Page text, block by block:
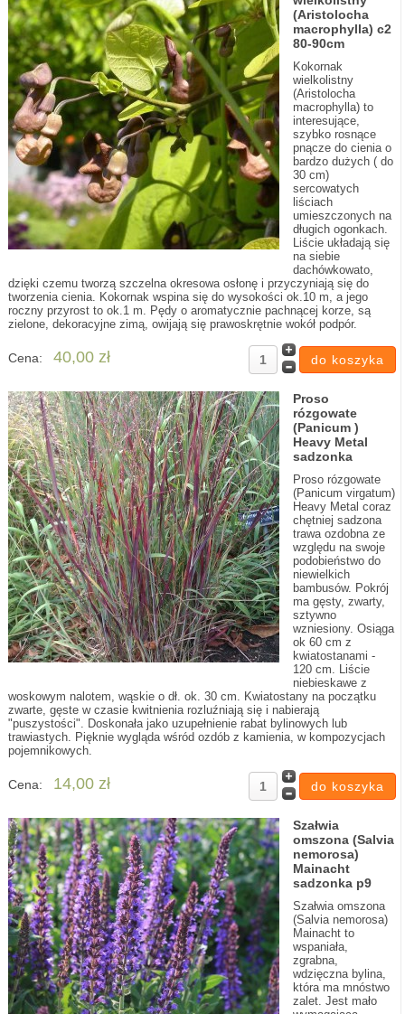
(Aristolocha
macrophylla) c2
80-90cm
Kokornak
wielkolistny
(Aristolocha
macrophylla) to
interesujące,
szybko rosnące
pnącze do cienia o
bardzo dużych ( do
30 cm)
sercowatych
liściach
umieszczonych na
długich ogonkach.
Liście układają się
na siebie
dachówkowato,
dzięki czemu tworzą szczelna okresowa osłonę i przyczyniają się do
tworzenia cienia. Kokornak wspina się do wysokości ok.10 m, a jego
roczny przyrost to ok.1 m. Pędy o aromatycznie pachnącej korze, są
zielone, dekoracyjne zimą, owijają się prawoskrętnie wokół podpór.
Cena: 40,00 zł
Proso
rózgowate
(Panicum )
Heavy Metal
sadzonka
Proso rózgowate
(Panicum virgatum)
Heavy Metal coraz
chętniej sadzona
trawa ozdobna ze
względu na swoje
podobieństwo do
niewielkich
bambusów. Pokrój
ma gęsty, zwarty,
sztywno
wzniesiony. Osiąga
ok 60 cm z
kwiatostanami -
120 cm. Liście
niebieskawe z
woskowym nalotem, wąskie o dł. ok. 30 cm. Kwiatostany na początku
zwarte, gęste w czasie kwitnienia rozluźniają się i nabierają
"puszystości". Doskonała jako uzupełnienie rabat bylinowych lub
trawiastych. Pięknie wygląda wśród ozdób z kamienia, w kompozycjach
pojemnikowych.
Cena: 14,00 zł
Szałwia
omszona (Salvia
nemorosa)
Mainacht
sadzonka p9
Szałwia omszona
(Salvia nemorosa)
Mainacht to
wspaniała,
zgrabna,
wdzięczna bylina,
która ma mnóstwo
zalet. Jest mało